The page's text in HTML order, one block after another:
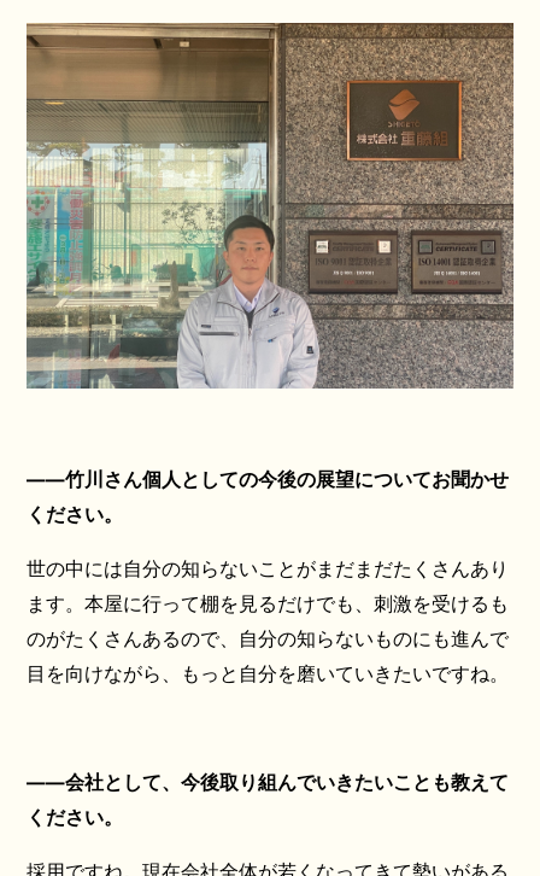
――竹川さん個人としての今後の展望についてお聞かせ
ください。
世の中には自分の知らないことがまだまだたくさんあり
ます。本屋に行って棚を見るだけでも、刺激を受けるも
のがたくさんあるので、自分の知らないものにも進んで
目を向けながら、もっと自分を磨いていきたいですね。
――会社として、今後取り組んでいきたいことも教えて
ください。